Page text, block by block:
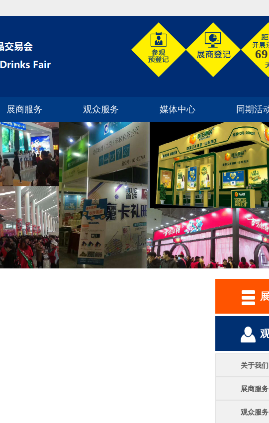
69
展商服务
展位预定
为何参展
如何选展位
观众服务
如何到达展馆
观众预登记
展商名单
展位分布
如何申请门票
媒体中心
企业动态
行业动态
展位类型
合作媒体
案例分析
常见问题解答
同期活
参展须知
同期活动
关于我们
展商服务
观众服务